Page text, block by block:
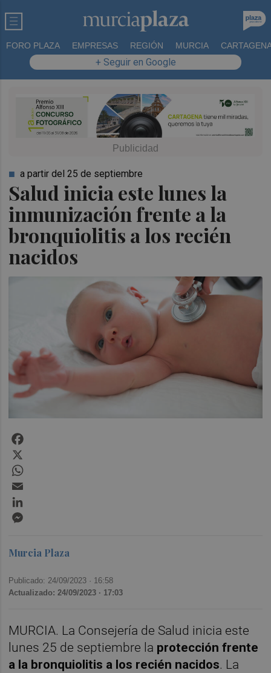
FORO PLAZA EMPRESAS REGIÓN MURCIA
+ Seguir en Google
Salud inicia este lunes la
inmunización frente a la
bronquiolitis a los recién
nacidos
a partir del 25 de septiembre
Murcia Plaza
Publicado: 24/09/2023 · 16:58
Actualizado: 24/09/2023 · 17:03
MURCIA. La Consejería de Salud inicia este
lunes 25 de septiembre la protección frente
a la bronquiolitis a los recién nacidos. La